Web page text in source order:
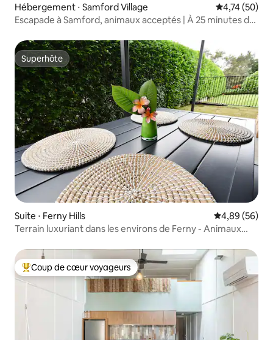
Hébergement ⋅ Samford Village Évaluation
4,74 (50)
Escapade à Samford, animaux acceptés | À 25 minutes de
Superhôte
Superhôte
Suite ⋅ Ferny Hills Évaluation
4,89 (56)
Terrain luxuriant dans les environs de Ferny - Animaux
Coups de cœur voyageurs les plus appréciés
Coup de cœur voyageurs